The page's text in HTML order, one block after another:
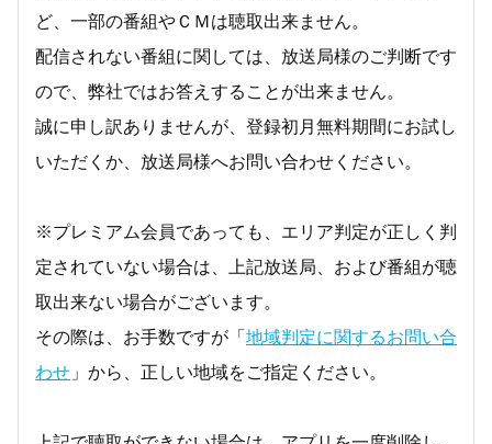
ど、一部の番組やＣＭは聴取出来ません。
配信されない番組に関しては、放送局様のご判断です
ので、弊社ではお答えすることが出来ません。
誠に申し訳ありませんが、登録初月無料期間にお試し
いただくか、放送局様へお問い合わせください。
※プレミアム会員であっても、エリア判定が正しく判
定されていない場合は、上記放送局、および番組が聴
取出来ない場合がございます。
その際は、お手数ですが「 地域判定に関するお問い合
わせ 」から、正しい地域をご指定ください。